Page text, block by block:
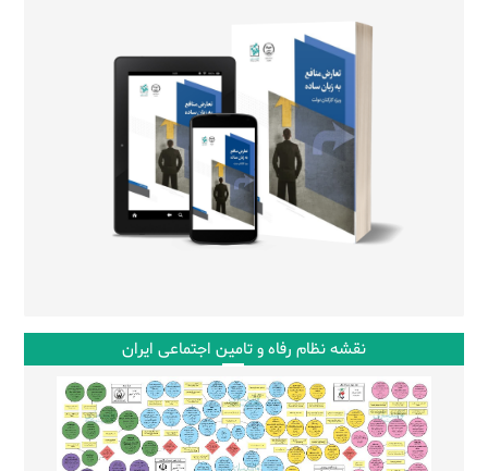
نقشه نظام رفاه و تامین اجتماعی ایران